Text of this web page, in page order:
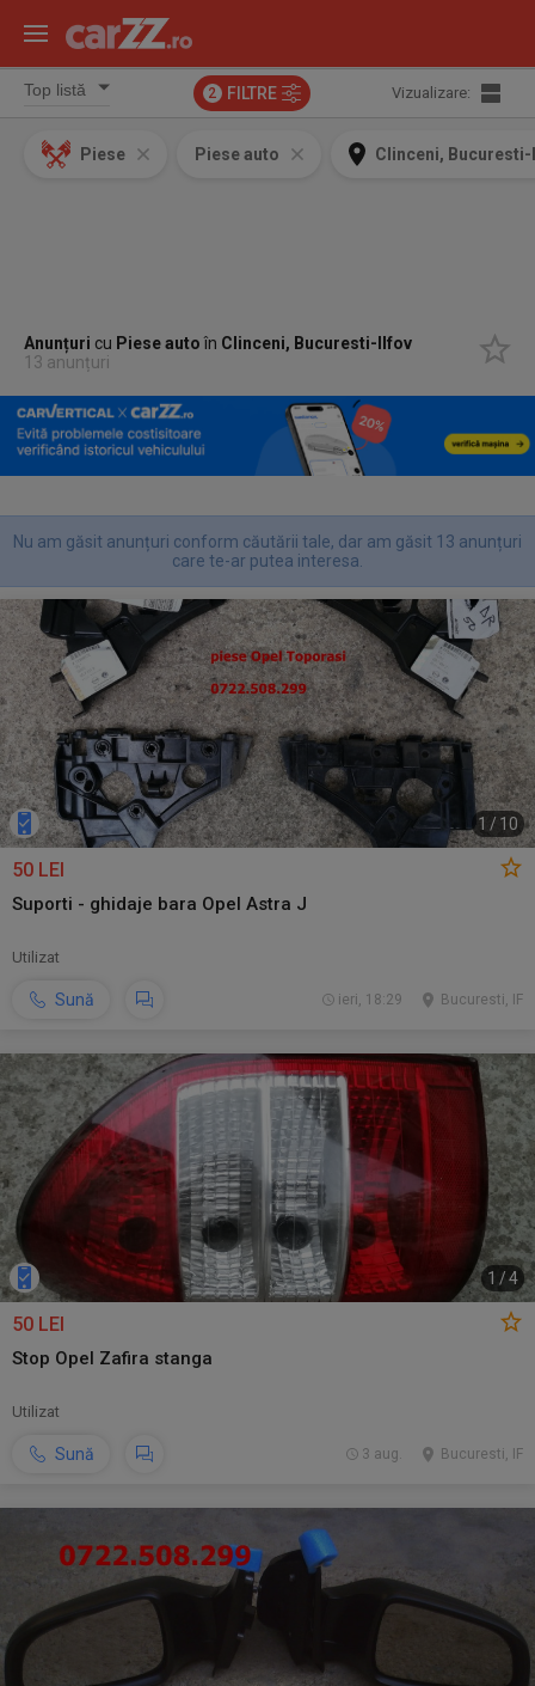
2 FILTRE Vizualizare:
Piese Piese auto Clinceni,
Anunțuri cu Piese autoîn Clinceni, Bucuresti-Ilfov
13 anunțuri
Nu am găsit anunțuri conform căutării tale, dar am găsit 13 anunțuri
care te-ar putea interesa.
1 / 10
50 LEI
Suporti - ghidaje bara Opel Astra J
Utilizat
Sună Bucuresti, IF
ieri, 18:29
1 /4
50 LEI
Stop Opel Zafira stanga
Utilizat
Sună Bucuresti, IF
3 aug.